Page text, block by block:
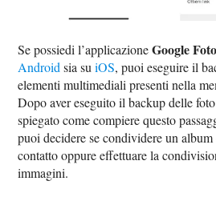
Se possiedi l’applicazioneGoogle Foto
Androidsia suiOS, puoi eseguire il
elementi multimediali presenti nella
Dopo aver eseguito il backup delle
spiegato come compiere questo
puoi decidere se condividere un
contatto oppure effettuare la
immagini.